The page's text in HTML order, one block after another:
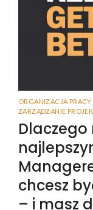
ORGANIZACJA PRACY
ZARZĄDZANIE
Dlaczego
chcesz
– i masz